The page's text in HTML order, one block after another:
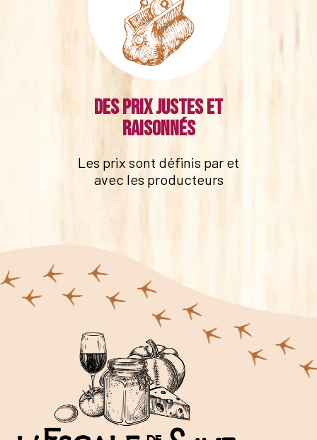
Des prix justes et
raisonnés
Les prix sont définis par et
avec les producteurs